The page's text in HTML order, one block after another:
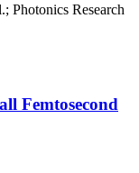
Photonics Research
Femtosecond